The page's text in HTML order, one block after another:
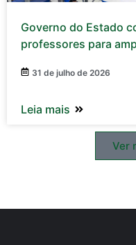
Governo do Estado
professores para
31 de julho de 2026
Leia mais
Ver